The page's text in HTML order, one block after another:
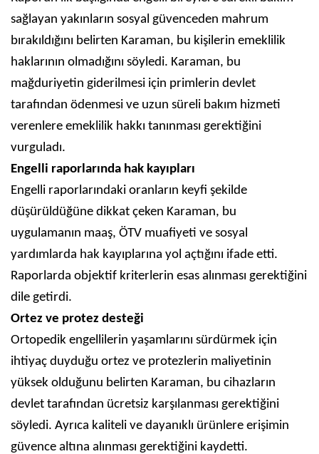
sağlayan yakınların sosyal güvenceden mahrum
bırakıldığını belirten Karaman, bu kişilerin emeklilik
haklarının olmadığını söyledi. Karaman, bu
mağduriyetin giderilmesi için primlerin devlet
tarafından ödenmesi ve uzun süreli bakım hizmeti
verenlere emeklilik hakkı tanınması gerektiğini
vurguladı.
Engelli raporlarında hak kayıpları
Engelli raporlarındaki oranların keyfi şekilde
düşürüldüğüne dikkat çeken Karaman, bu
uygulamanın maaş, ÖTV muafiyeti ve sosyal
yardımlarda hak kayıplarına yol açtığını ifade etti.
Raporlarda objektif kriterlerin esas alınması gerektiğini
dile getirdi.
Ortez ve protez desteği
Ortopedik engellilerin yaşamlarını sürdürmek için
ihtiyaç duyduğu ortez ve protezlerin maliyetinin
yüksek olduğunu belirten Karaman, bu cihazların
devlet tarafından ücretsiz karşılanması gerektiğini
söyledi. Ayrıca kaliteli ve dayanıklı ürünlere erişimin
güvence altına alınması gerektiğini kaydetti.